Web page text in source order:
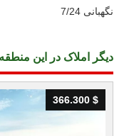
نگهبانی 7/24
دیگر املاک در این منطقه
366.300 $
366.300 $